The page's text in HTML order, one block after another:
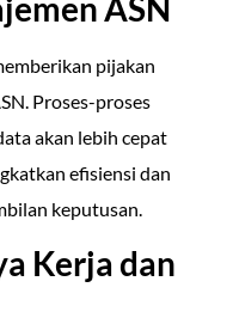
pijakan
Proses-proses
akan lebih cepat
efisiensi dan
keputusan.
Kerja dan